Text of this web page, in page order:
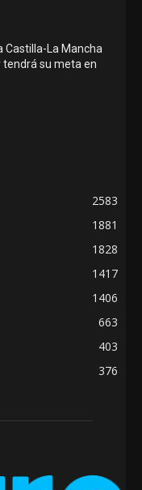
Castilla-La Mancha
tendrá su meta en
2583
1881
1828
1417
1406
663
403
376